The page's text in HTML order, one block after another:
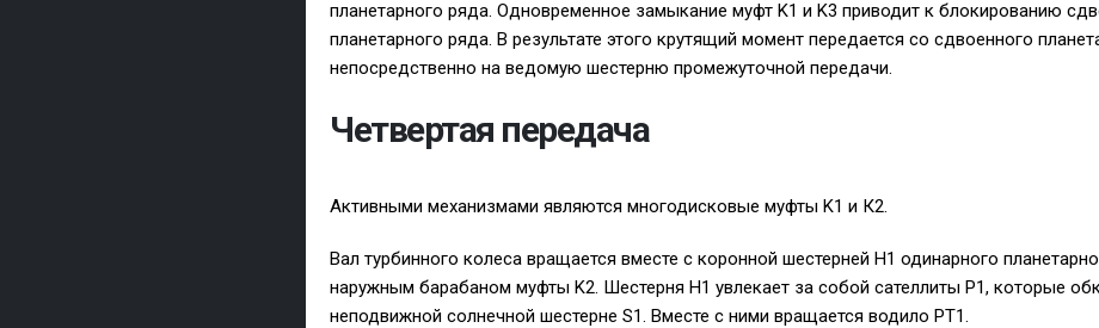
планетарного ряда. Одновременное замыкание муфт K1 и K3 приводит к блокированию
планетарного ряда. В результате этого крутящий момент передается со сдвоенного
непосредственно на ведомую шестерню промежуточной передачи.
Четвертая передача
Активными механизмами являются многодисковые муфты K1 и К2.
Вал турбинного колеса вращается вместе с коронной шестерней H1 одинарного
наружным барабаном муфты K2. Шестерня H1 увлекает за собой сателлиты P1, которые
неподвижной солнечной шестерне S1. Вместе с ними вращается водило PT1.